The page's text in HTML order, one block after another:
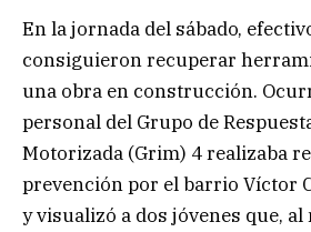
En la jornada del sábado,
consiguieron recuperar
una obra en construcción.
personal del Grupo de
Motorizada (Grim) 4 realizaba
prevención por el barrio Víctor
y visualizó a dos jóvenes que,